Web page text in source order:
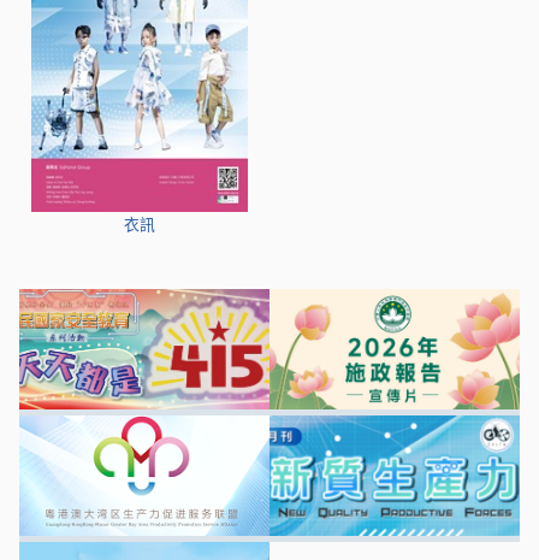
衣訊